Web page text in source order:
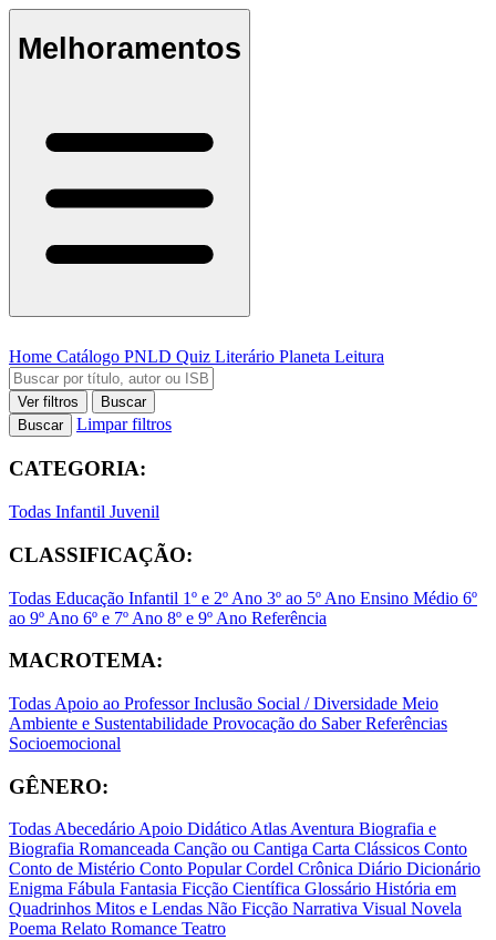
Melhoramentos
Home Catálogo PNLD Quiz Literário Planeta Leitura
Ver filtros
Buscar
Buscar
Limpar filtros
CATEGORIA:
Todas Infantil Juvenil
CLASSIFICAÇÃO:
Todas Educação Infantil 1º e 2º Ano 3º ao 5º Ano Ensino Médio 6º
ao 9º Ano 6º e 7º Ano 8º e 9º Ano Referência
MACROTEMA:
Todas Apoio ao ProfessorInclusão Social / Diversidade Meio
Ambiente e Sustentabilidade Provocação do SaberReferências
Socioemocional
GÊNERO:
TodasAbecedárioApoio DidáticoAtlasAventura Biografia e
Biografia Romanceada Canção ou Cantiga Carta Clássicos Conto
Conto de Mistério Conto PopularCordel Crônica Diário Dicionário
Enigma Fábula Fantasia Ficção Científica Glossário História em
Quadrinhos Mitos e Lendas Não Ficção Narrativa Visual Novela
Poema Relato Romance Teatro